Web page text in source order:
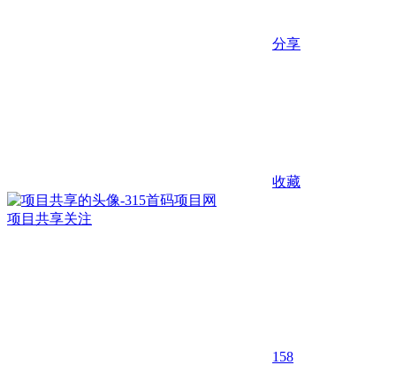
分享
收藏
项目共享关注
158